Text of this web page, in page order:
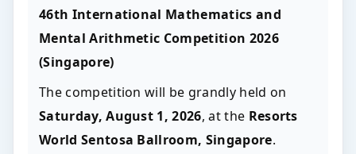
46th International Mathematics and
Mental Arithmetic Competition 2026
(Singapore)
The competition will be grandly held on
Saturday, August 1, 2026, at the Resorts
World Sentosa Ballroom, Singapore.